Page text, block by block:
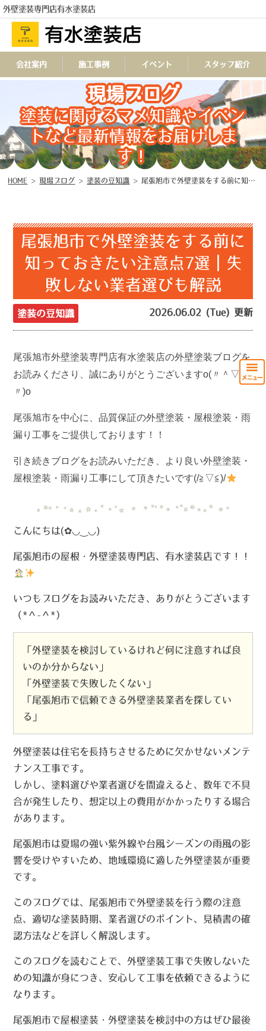
外壁塗装専門店有水塗装店
TEL
会社案内 施工事例 イベント スタッフ紹介
現場ブログ
塗装に関するマメ知識やイベン
トなど最新情報をお届けしま
す！
HOME >現場ブログ > 塗装の豆知識 > 尾張旭市で外壁塗装をする前に知っておきたい注意点7選｜失敗しない業者選びも解説
尾張旭市で外壁塗装をする前に
知っておきたい注意点7選｜失
敗しない業者選びも解説
塗装の豆知識 2026.06.02 (Tue) 更新
尾張旭市外壁塗装専門店有水塗装店の外壁塗装ブログを
お読みくださり、誠にありがとうございますo(〃＾▽＾
〃)o
尾張旭市を中心に、品質保証の外壁塗装・屋根塗装・雨
漏り工事をご提供しております！！
引き続きブログをお読みいただき、より良い外壁塗装・
屋根塗装・雨漏り工事にして頂きたいです(/≧▽≦)/
こんにちは(✿◡‿◡)
尾張旭市の屋根・外壁塗装専門店、有水塗装店です！！
いつもブログをお読みいただき、ありがとうございます
（*＾-＾*）
「外壁塗装を検討しているけれど何に注意すれば良
いのか分からない」
「外壁塗装で失敗したくない」
「尾張旭市で信頼できる外壁塗装業者を探してい
る」
外壁塗装は住宅を長持ちさせるために欠かせないメンテ
ナンス工事です。
しかし、塗料選びや業者選びを間違えると、数年で不具
合が発生したり、想定以上の費用がかかったりする場合
があります。
尾張旭市は夏場の強い紫外線や台風シーズンの雨風の影
響を受けやすいため、地域環境に適した外壁塗装が重要
です。
このブログでは、尾張旭市で外壁塗装を行う際の注意
点、適切な塗装時期、業者選びのポイント、見積書の確
認方法などを詳しく解説します。
このブログを読むことで、外壁塗装工事で失敗しないた
めの知識が身につき、安心して工事を依頼できるように
なります。
尾張旭市で屋根塗装・外壁塗装を検討中の方はぜひ最後